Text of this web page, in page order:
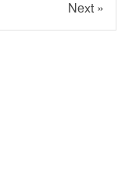
Next »